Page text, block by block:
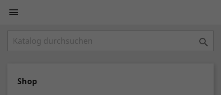


Shop